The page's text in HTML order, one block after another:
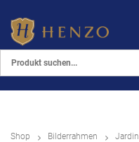
Shop Bilderrahmen Jardin